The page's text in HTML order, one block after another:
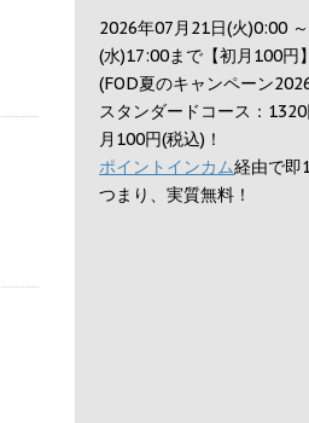
2026年07月21日(火)0:00
(水)17:00まで【初月100円
(FOD夏のキャンペーン
スタンダードコース：
月100円(税込)！
ポイントインカム経由で即
つまり、実質無料！